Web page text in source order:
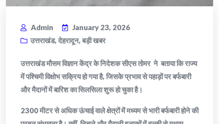
Admin
January 23, 2026
उत्तराखंड, देहरादून, बड़ी खबर
उत्तराखंड मौसम विज्ञान केंद्र के निदेशक सीएस तोमर ने बताया कि राज्य
में पश्चिमी विक्षोभ सक्रिय हो गया है, जिसके प्रभाव से पहाड़ों पर बर्फबारी
और मैदानों में बारिश का सिलसिला शुरू हो चुका है।
​​2300 मीटर से अधिक ऊंचाई वाले क्षेत्रों में मध्यम से भारी बर्फबारी होने की